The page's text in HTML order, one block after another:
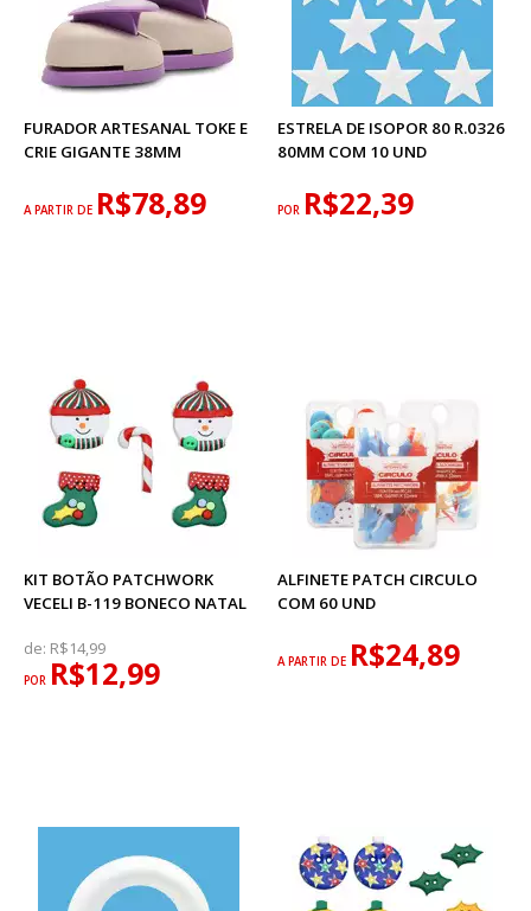
FURADOR ARTESANAL TOKE E
CRIE GIGANTE 38MM
A PARTIR DE R$78,89
ESTRELA DE ISOPOR 80 R.0326
80MM COM 10 UND
POR R$22,39
KIT BOTÃO PATCHWORK
VECELI B-119 BONECO NATAL
de: R$14,99
POR R$12,99
ALFINETE PATCH CIRCULO
COM 60 UND
A PARTIR DE R$24,89